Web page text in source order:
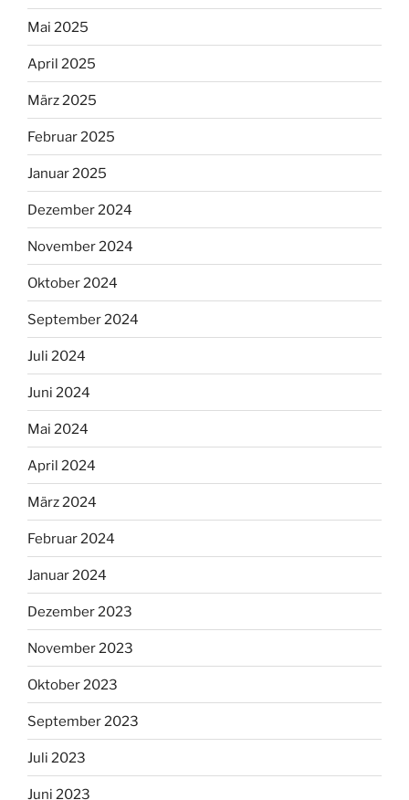
Mai 2025
April 2025
März 2025
Februar 2025
Januar 2025
Dezember 2024
November 2024
Oktober 2024
September 2024
Juli 2024
Juni 2024
Mai 2024
April 2024
März 2024
Februar 2024
Januar 2024
Dezember 2023
November 2023
Oktober 2023
September 2023
Juli 2023
Juni 2023